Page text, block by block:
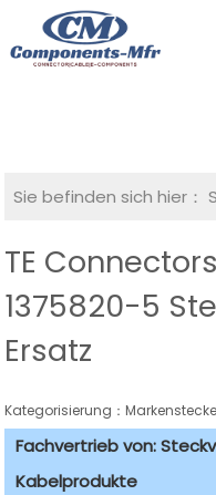
Sie befinden sich hier：
TE
1375820-5
Ersatz
Kategorisierung：
Fachvertrieb von:
Kabelprodukte